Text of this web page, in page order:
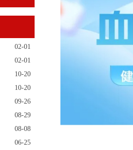
02-01
02-01
10-20
10-20
09-26
08-29
08-08
06-25